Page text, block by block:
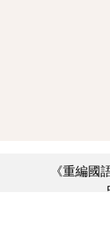
《重編國